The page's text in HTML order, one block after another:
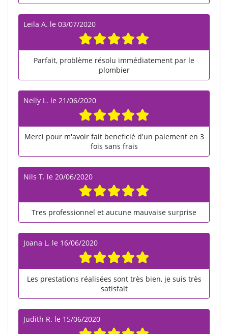
Leïla A. le 03/07/2020
Parfait, problème résolu immédiatement par le
plombier
Nelly L. le 21/06/2020
Merci pour m'avoir fait beneficié d'un paiement en 3
fois sans frais
Nils T. le 20/06/2020
Tres professionnel et aucune mauvaise surprise
Joana L. le 16/06/2020
Les prestations réalisées sont très bien, je suis très
satisfait
Judith R. le 15/06/2020